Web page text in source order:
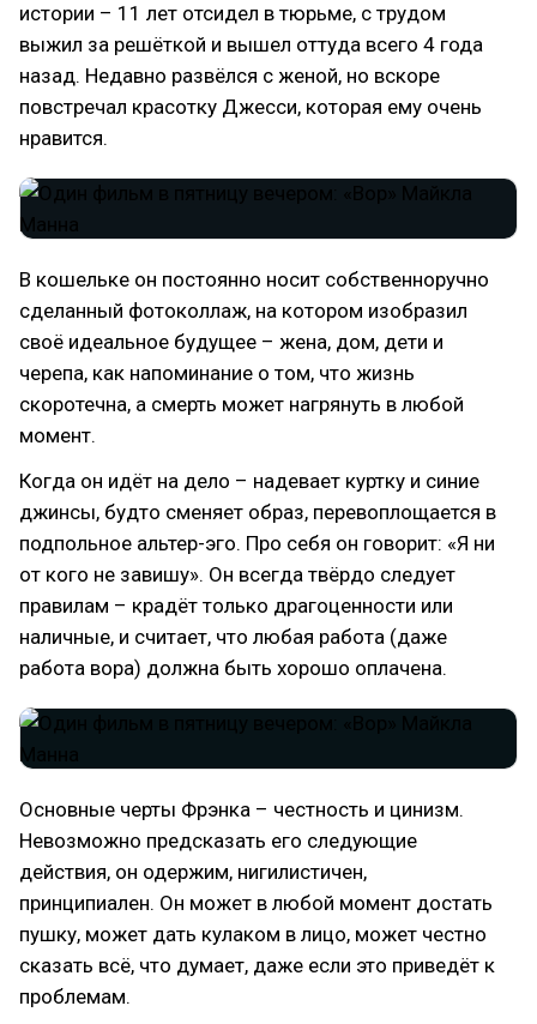
истории – 11 лет отсидел в тюрьме, с трудом
выжил за решёткой и вышел оттуда всего 4 года
назад. Недавно развёлся с женой, но вскоре
повстречал красотку Джесси, которая ему очень
нравится.
В кошельке он постоянно носит собственноручно
сделанный фотоколлаж, на котором изобразил
своё идеальное будущее – жена, дом, дети и
черепа, как напоминание о том, что жизнь
скоротечна, а смерть может нагрянуть в любой
момент.
Когда он идёт на дело – надевает куртку и синие
джинсы, будто сменяет образ, перевоплощается в
подпольное альтер-эго. Про себя он говорит: «Я ни
от кого не завишу». Он всегда твёрдо следует
правилам – крадёт только драгоценности или
наличные, и считает, что любая работа (даже
работа вора) должна быть хорошо оплачена.
Основные черты Фрэнка – честность и цинизм.
Невозможно предсказать его следующие
действия, он одержим, нигилистичен,
принципиален. Он может в любой момент достать
пушку, может дать кулаком в лицо, может честно
сказать всё, что думает, даже если это приведёт к
проблемам.